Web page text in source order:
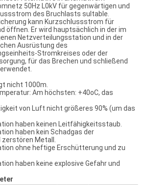
50Hz L0kV für gegenwärtigen und
des Bruchlasts sultable.
kann Kurzschlussstrom für
öffnen. Er wird hauptsächlich in der im
Netzverteilungsstation und in der
Ausrüstung des
Stromkreises oder der
für das Brechen und schließend
nicht 1000m.
Am höchsten: +40oC, das
von Luft nicht größeres 90% (um das
haben keinen Leitfähigkeitsstaub.
haben kein Schadgas der
Metall.
ohne heftige Erschütterung und zu
haben keine explosive Gefahr und